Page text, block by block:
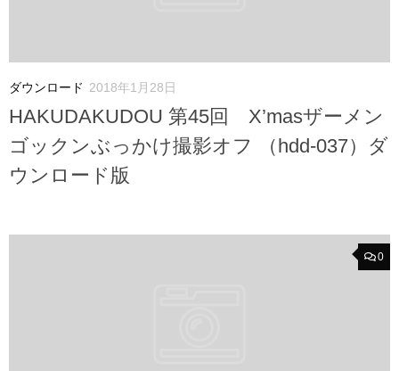
ダウンロード 2018年1月28日
HAKUDAKUDOU 第45回 X’masザーメン
ゴックンぶっかけ撮影オフ （hdd-037）ダ
ウンロード版
0